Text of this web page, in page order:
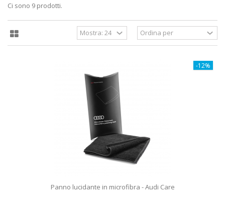
Ci sono 9 prodotti.
-12%
Panno lucidante in microfibra - Audi Care